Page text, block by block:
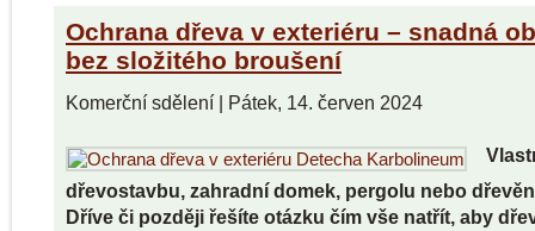
Ochrana dřeva v exteriéru – snadná
bez složitého broušení
Komerční sdělení| Pátek, 14. červen 2024
dřevostavbu, zahradní domek, pergolu nebo
Dříve či později řešíte otázku čím vše natřít, aby